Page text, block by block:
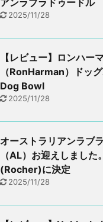
2025/11/28
【レビュー】ロンハー
（RonHarman）ドッ
Dog Bowl
2025/11/28
オーストラリアンラブ
（AL）お迎えしました
(Rocher)に決定
2025/11/28